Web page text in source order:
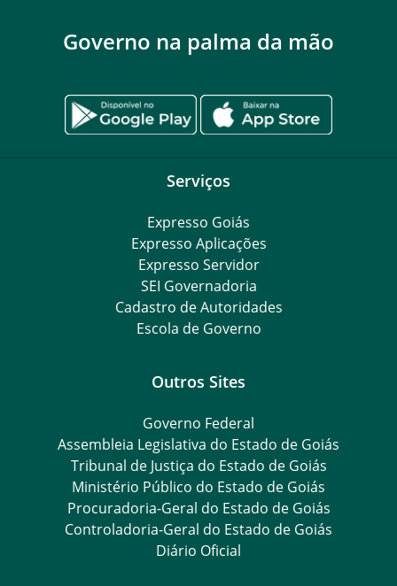
Governo na palma da mão
Serviços
Expresso Goiás
Expresso Aplicações
Expresso Servidor
SEI Governadoria
Cadastro de Autoridades
Escola de Governo
Outros Sites
Governo Federal
Assembleia Legislativa do Estado de Goiás
Tribunal de Justiça do Estado de Goiás
Ministério Público do Estado de Goiás
Procuradoria-Geral do Estado de Goiás
Controladoria-Geral do Estado de Goiás
Diário Oficial